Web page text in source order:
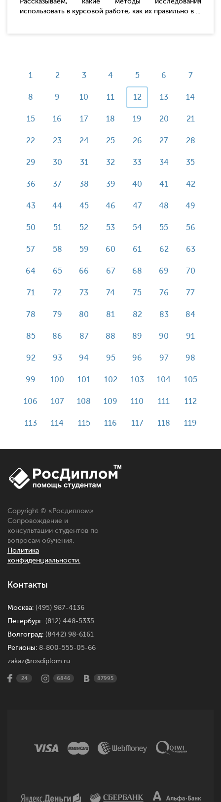
использовать в курсовой работе, как их правильно в ...
1 2 3 4 5 6 7
8 9 10 11 12 13 14
15 16 17 18 19 20 21
22 23 24 25 26 27 28
29 30 31 32 33 34 35
36 37 38 39 40 41 42
43 44 45 46 47 48 49
50 51 52 53 54 55 56
57 58 59 60 61 62 63
64 65 66 67 68 69 70
71 72 73 74 75 76 77
78 79 80 81 82 83 84
85 86 87 88 89 90 91
92 93 94 95 96 97 98
99 100 101 102 103 104 105
106 107 108 109 110 111 112
113 114 115 116 117 118 119
Copyright © «Росдиплом»
Сопровождение и
консультации студентов по
вопросам обучения.
Политика
конфиденциальности.
Контакты
Москва: (495) 987-4136
Петербург: (812) 448-5335
Волгоград: (8442) 98-6161
Регионы: 8-800-555-05-66
zakaz@rosdiplom.ru
24 6846 87995